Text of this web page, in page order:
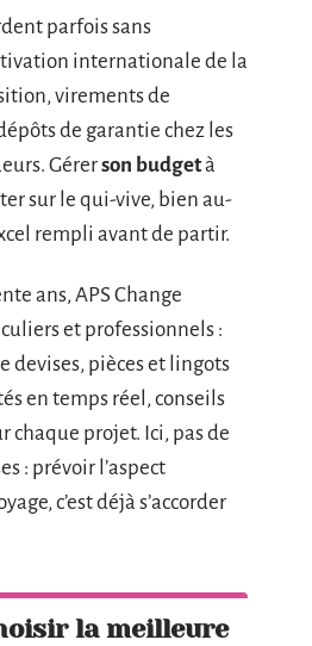
parfois sans
internationale de la
virements de
de garantie chez les
Gérerson budgetà
sur le qui-vive, bien au-
rempli avant de partir.
ans, APS Change
et professionnels :
devises, pièces et lingots
en temps réel, conseils
chaque projet. Ici, pas de
: prévoir l’aspect
c’est déjà s’accorder
la meilleure